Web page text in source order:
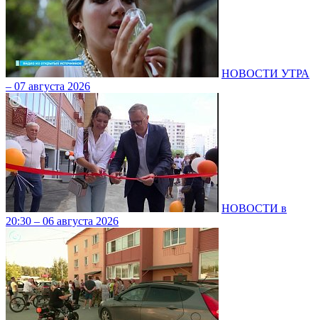
НОВОСТИ УТРА
– 07 августа 2026
НОВОСТИ в
20:30 – 06 августа 2026